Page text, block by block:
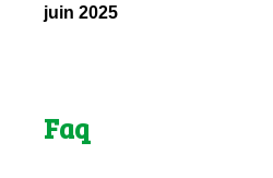
juin 2025
Faq